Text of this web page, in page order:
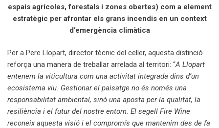
espais agrícoles, forestals i zones obertes) com a element
estratègic per afrontar els grans incendis en un context
d’emergència climàtica
Per a Pere Llopart, director tècnic del celler, aquesta distinció
reforça una manera de treballar arrelada al territori: “A Llopart
entenem la viticultura com una activitat integrada dins d’un
ecosistema viu. Gestionar el paisatge no és només una
responsabilitat ambiental, sinó una aposta per la qualitat, la
resiliència i el futur del nostre entorn. El segell Fire Wine
reconeix aquesta visió i el compromís que mantenim des de fa